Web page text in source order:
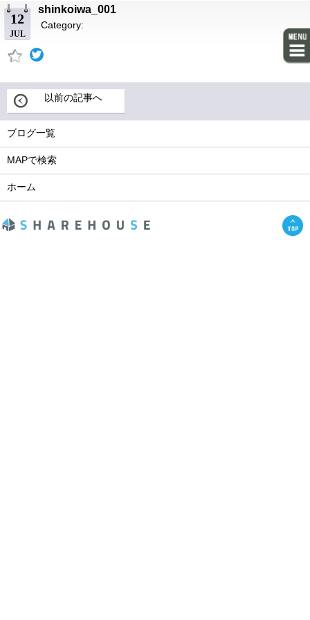
12
JUL
shinkoiwa_001
Category:
以前の記事へ
ブログ一覧
MAPで検索
ホーム